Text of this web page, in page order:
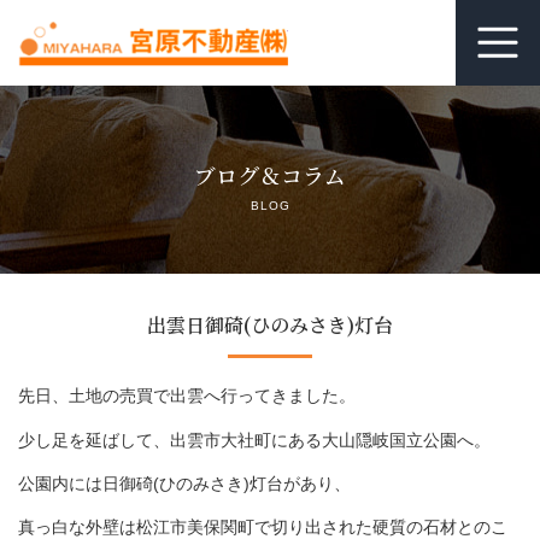
ホーム
借りる
空室管理オンライン相談
ブログ＆コラム
BLOG
出雲日御碕(ひのみさき)灯台
先日、土地の売買で出雲へ行ってきました。
少し足を延ばして、出雲市大社町にある大山隠岐国立公園へ。
公園内には日御碕(ひのみさき)灯台があり、
真っ白な外壁は松江市美保関町で切り出された硬質の石材とのこ